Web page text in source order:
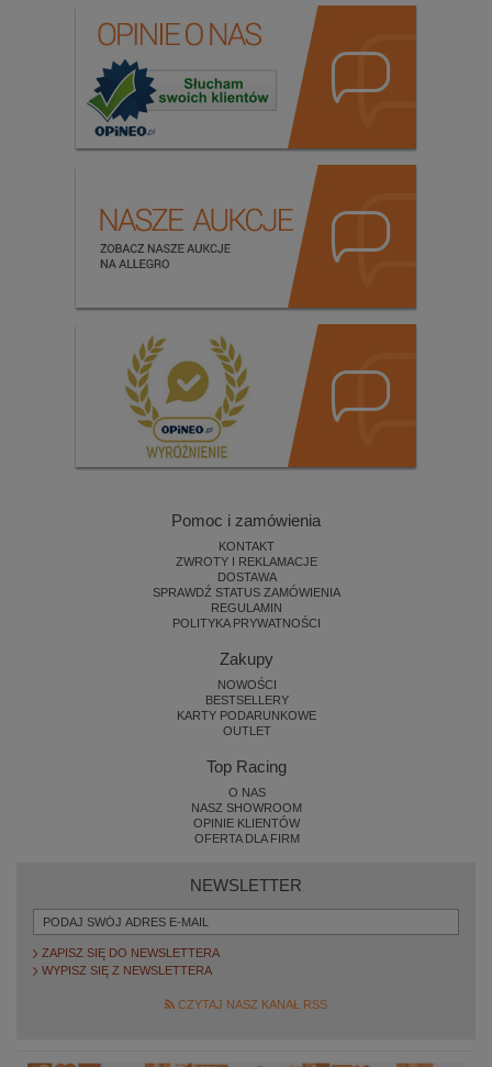
Pomoc i zamówienia
KONTAKT
ZWROTY I REKLAMACJE
DOSTAWA
SPRAWDŹ STATUS ZAMÓWIENIA
REGULAMIN
POLITYKA PRYWATNOŚCI
Zakupy
NOWOŚCI
BESTSELLERY
KARTY PODARUNKOWE
OUTLET
Top Racing
O NAS
NASZ SHOWROOM
OPINIE KLIENTÓW
OFERTA DLA FIRM
NEWSLETTER
ZAPISZ SIĘ DO NEWSLETTERA
WYPISZ SIĘ Z NEWSLETTERA
CZYTAJ NASZ KANAŁ RSS